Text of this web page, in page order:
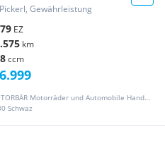
Gewährleistung
EZ
km
ccm
MOTORBÄR Motorräder und Automobile Handelsgesellschaft m.b.H.
Schwaz